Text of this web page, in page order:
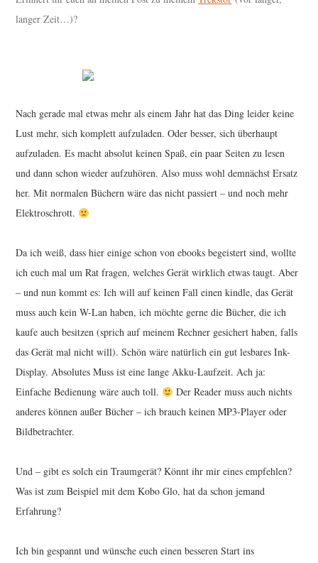
langer Zeit…)?
Nach gerade mal etwas mehr als einem Jahr hat das Ding leider keine
Lust mehr, sich komplett aufzuladen. Oder besser, sich überhaupt
aufzuladen. Es macht absolut keinen Spaß, ein paar Seiten zu lesen
und dann schon wieder aufzuhören. Also muss wohl demnächst Ersatz
her. Mit normalen Büchern wäre das nicht passiert – und noch mehr
Elektroschrott.
Da ich weiß, dass hier einige schon von ebooks begeistert sind, wollte
ich euch mal um Rat fragen, welches Gerät wirklich etwas taugt. Aber
– und nun kommt es: Ich will auf keinen Fall einen kindle, das Gerät
muss auch kein W-Lan haben, ich möchte gerne die Bücher, die ich
kaufe auch besitzen (sprich auf meinem Rechner gesichert haben, falls
das Gerät mal nicht will). Schön wäre natürlich ein gut lesbares Ink-
Display. Absolutes Muss ist eine lange Akku-Laufzeit. Ach ja:
Einfache Bedienung wäre auch toll.
Der Reader muss auch nichts
anderes können außer Bücher – ich brauch keinen MP3-Player oder
Bildbetrachter.
Und – gibt es solch ein Traumgerät? Könnt ihr mir eines empfehlen?
Was ist zum Beispiel mit dem Kobo Glo, hat da schon jemand
Erfahrung?
Ich bin gespannt und wünsche euch einen besseren Start ins